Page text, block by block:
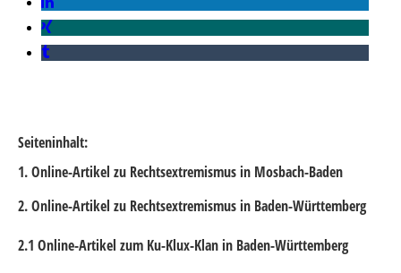
Seiteninhalt:
1. Online-Artikel zu Rechtsextremismus in Mosbach-Baden
2. Online-Artikel zu Rechtsextremismus in Baden-Württemberg
2.1 Online-Artikel zum Ku-Klux-Klan in Baden-Württemberg